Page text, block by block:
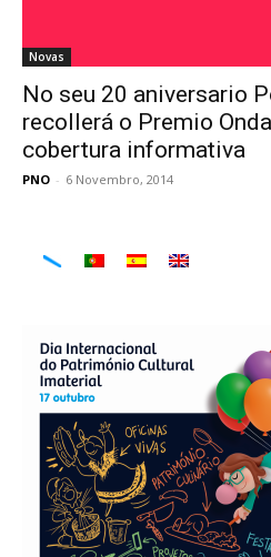
Novas
No seu 20 aniversario
recollerá o Premio
cobertura informativa
PNO - 6 Novembro, 2014